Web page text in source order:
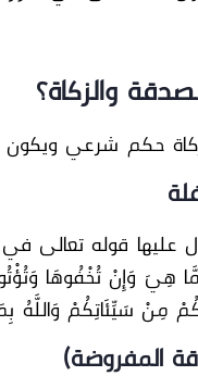
والزكاة؟
حكم شرعي ويكون
قوله تعالى
هِيَ وَإِنْ تُخْفُوهَا
مِنْ سَيِّئَاتِكُمْ وَاللَّهُ
المفروضة)